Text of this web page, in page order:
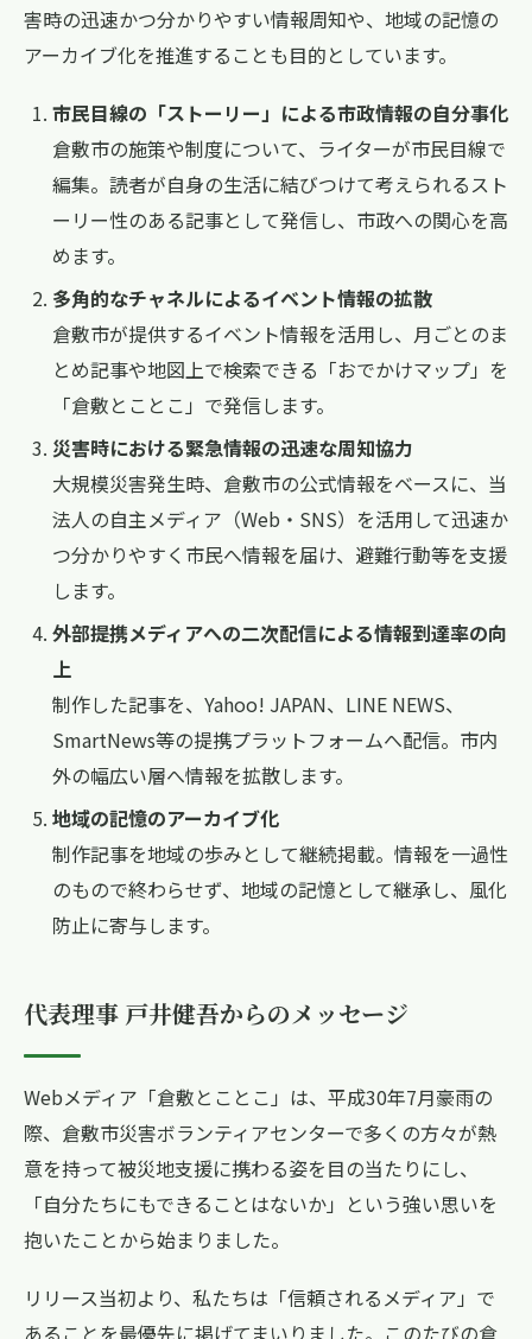
害時の迅速かつ分かりやすい情報周知や、地域の記憶の
アーカイブ化を推進することも目的としています。
市民目線の「ストーリー」による市政情報の自分事化
倉敷市の施策や制度について、ライターが市民目線で
編集。読者が自身の生活に結びつけて考えられるスト
ーリー性のある記事として発信し、市政への関心を高
めます。
多角的なチャネルによるイベント情報の拡散
倉敷市が提供するイベント情報を活用し、月ごとのま
とめ記事や地図上で検索できる「おでかけマップ」を
「倉敷とことこ」で発信します。
災害時における緊急情報の迅速な周知協力
大規模災害発生時、倉敷市の公式情報をベースに、当
法人の自主メディア（Web・SNS）を活用して迅速か
つ分かりやすく市民へ情報を届け、避難行動等を支援
します。
外部提携メディアへの二次配信による情報到達率の向
上
制作した記事を、Yahoo! JAPAN、LINE NEWS、
SmartNews等の提携プラットフォームへ配信。市内
外の幅広い層へ情報を拡散します。
地域の記憶のアーカイブ化
制作記事を地域の歩みとして継続掲載。情報を一過性
のもので終わらせず、地域の記憶として継承し、風化
防止に寄与します。
代表理事 戸井健吾からのメッセージ
Webメディア「倉敷とことこ」は、平成30年7月豪雨の
際、倉敷市災害ボランティアセンターで多くの方々が熱
意を持って被災地支援に携わる姿を目の当たりにし、
「自分たちにもできることはないか」という強い思いを
抱いたことから始まりました。
リリース当初より、私たちは「信頼されるメディア」で